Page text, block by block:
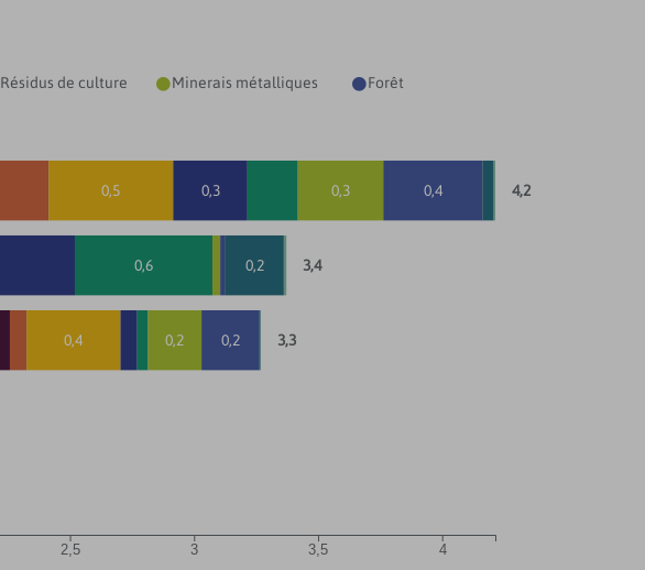
Résidus de culture Minerais métalliques Forêt
2,5 3 3,5 4
0,5
0,4
0,3
0,6
0,3
0,2
0,4
0,2
0,2
4,2
3,3
3,4